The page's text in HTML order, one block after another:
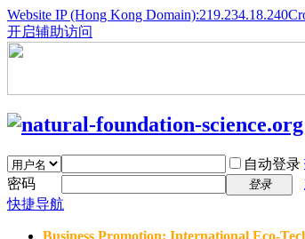
Website IP (Hong Kong Domain):219.234.18.240
开启辅助访问
自动登录
密码
登录
快捷导航
Business Promotion: International Eco-